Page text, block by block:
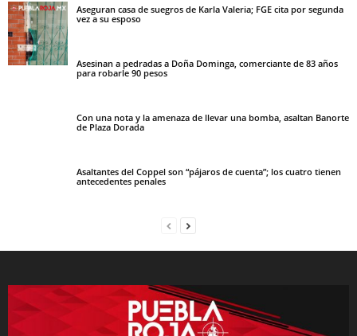
Aseguran casa de suegros de Karla Valeria; FGE cita por segunda
vez a su esposo
Asesinan a pedradas a Doña Dominga, comerciante de 83 años
para robarle 90 pesos
Con una nota y la amenaza de llevar una bomba, asaltan Banorte
de Plaza Dorada
Asaltantes del Coppel son “pájaros de cuenta”; los cuatro tienen
antecedentes penales